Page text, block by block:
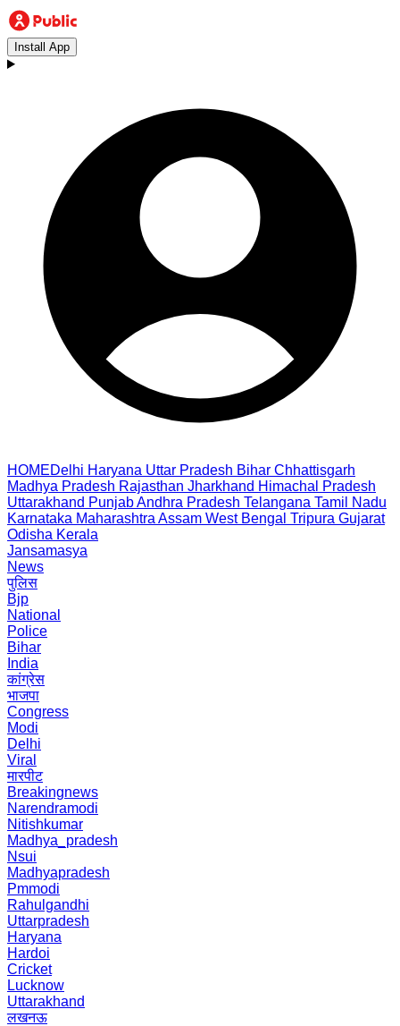
Install App
HOMEDelhi Haryana Uttar Pradesh Bihar Chhattisgarh
Madhya Pradesh Rajasthan Jharkhand Himachal Pradesh
Uttarakhand PunjabAndhra Pradesh Telangana Tamil Nadu
Karnataka Maharashtra Assam West Bengal Tripura Gujarat
Odisha Kerala
Jansamasya
News
पुलिस
Bjp
National
Police
Bihar
India
कांग्रेस
भाजपा
Congress
Modi
Delhi
Viral
मारपीट
Breakingnews
Narendramodi
Nitishkumar
Madhya_pradesh
Nsui
Madhyapradesh
Pmmodi
Rahulgandhi
Uttarpradesh
Haryana
Hardoi
Cricket
Lucknow
Uttarakhand
लखनऊ